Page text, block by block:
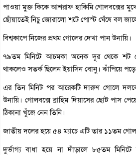
পাওয়া মুক্ত কিকে আশরাফ হাকিমি গোলবক্সের
ছোঁয়াতেই নিচু জোরালো শটে পোস্ট ঘেঁষে বল
বিশ্বকাপে নিজের প্রথম গোলের দেখা পান উনায়ি।
৭৯তম মিনিটে আচমকা অনেক দূর থেকে শট
থাকলেও সতর্ক ছিলেন ইয়াসিন বোনু। ঝাঁপিয়ে
এর তিন মিনিট পর আরেকটি দারুণ গোলে
উনায়ি। গোলবক্সে ব্রাহিম দিয়াসের ছোট পাস
ঠিকানা খুঁজে নেন তিনি।
জাতীয় দলের হয়ে ৫৪ ম্যাচে এটি তার ১১তম
দুর্ভাগ্য বাধা হয়ে না দাঁড়ালে ৮৫তম